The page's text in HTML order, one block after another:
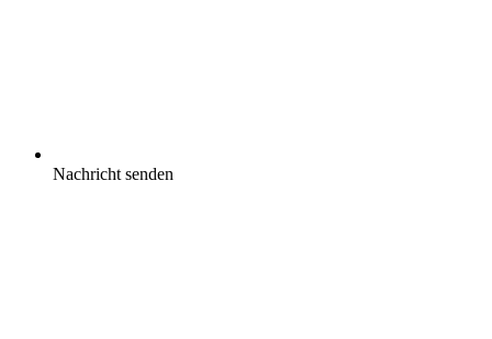
Nachricht senden